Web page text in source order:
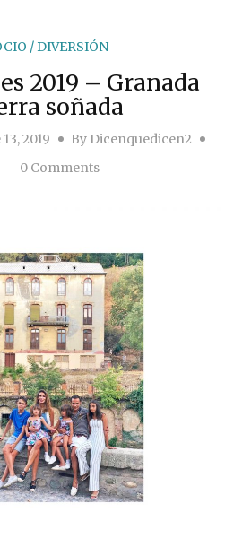
/ DIVERSIÓN
2019 – Granada
soñada
2019 By Dicenquedicen2
0 Comments